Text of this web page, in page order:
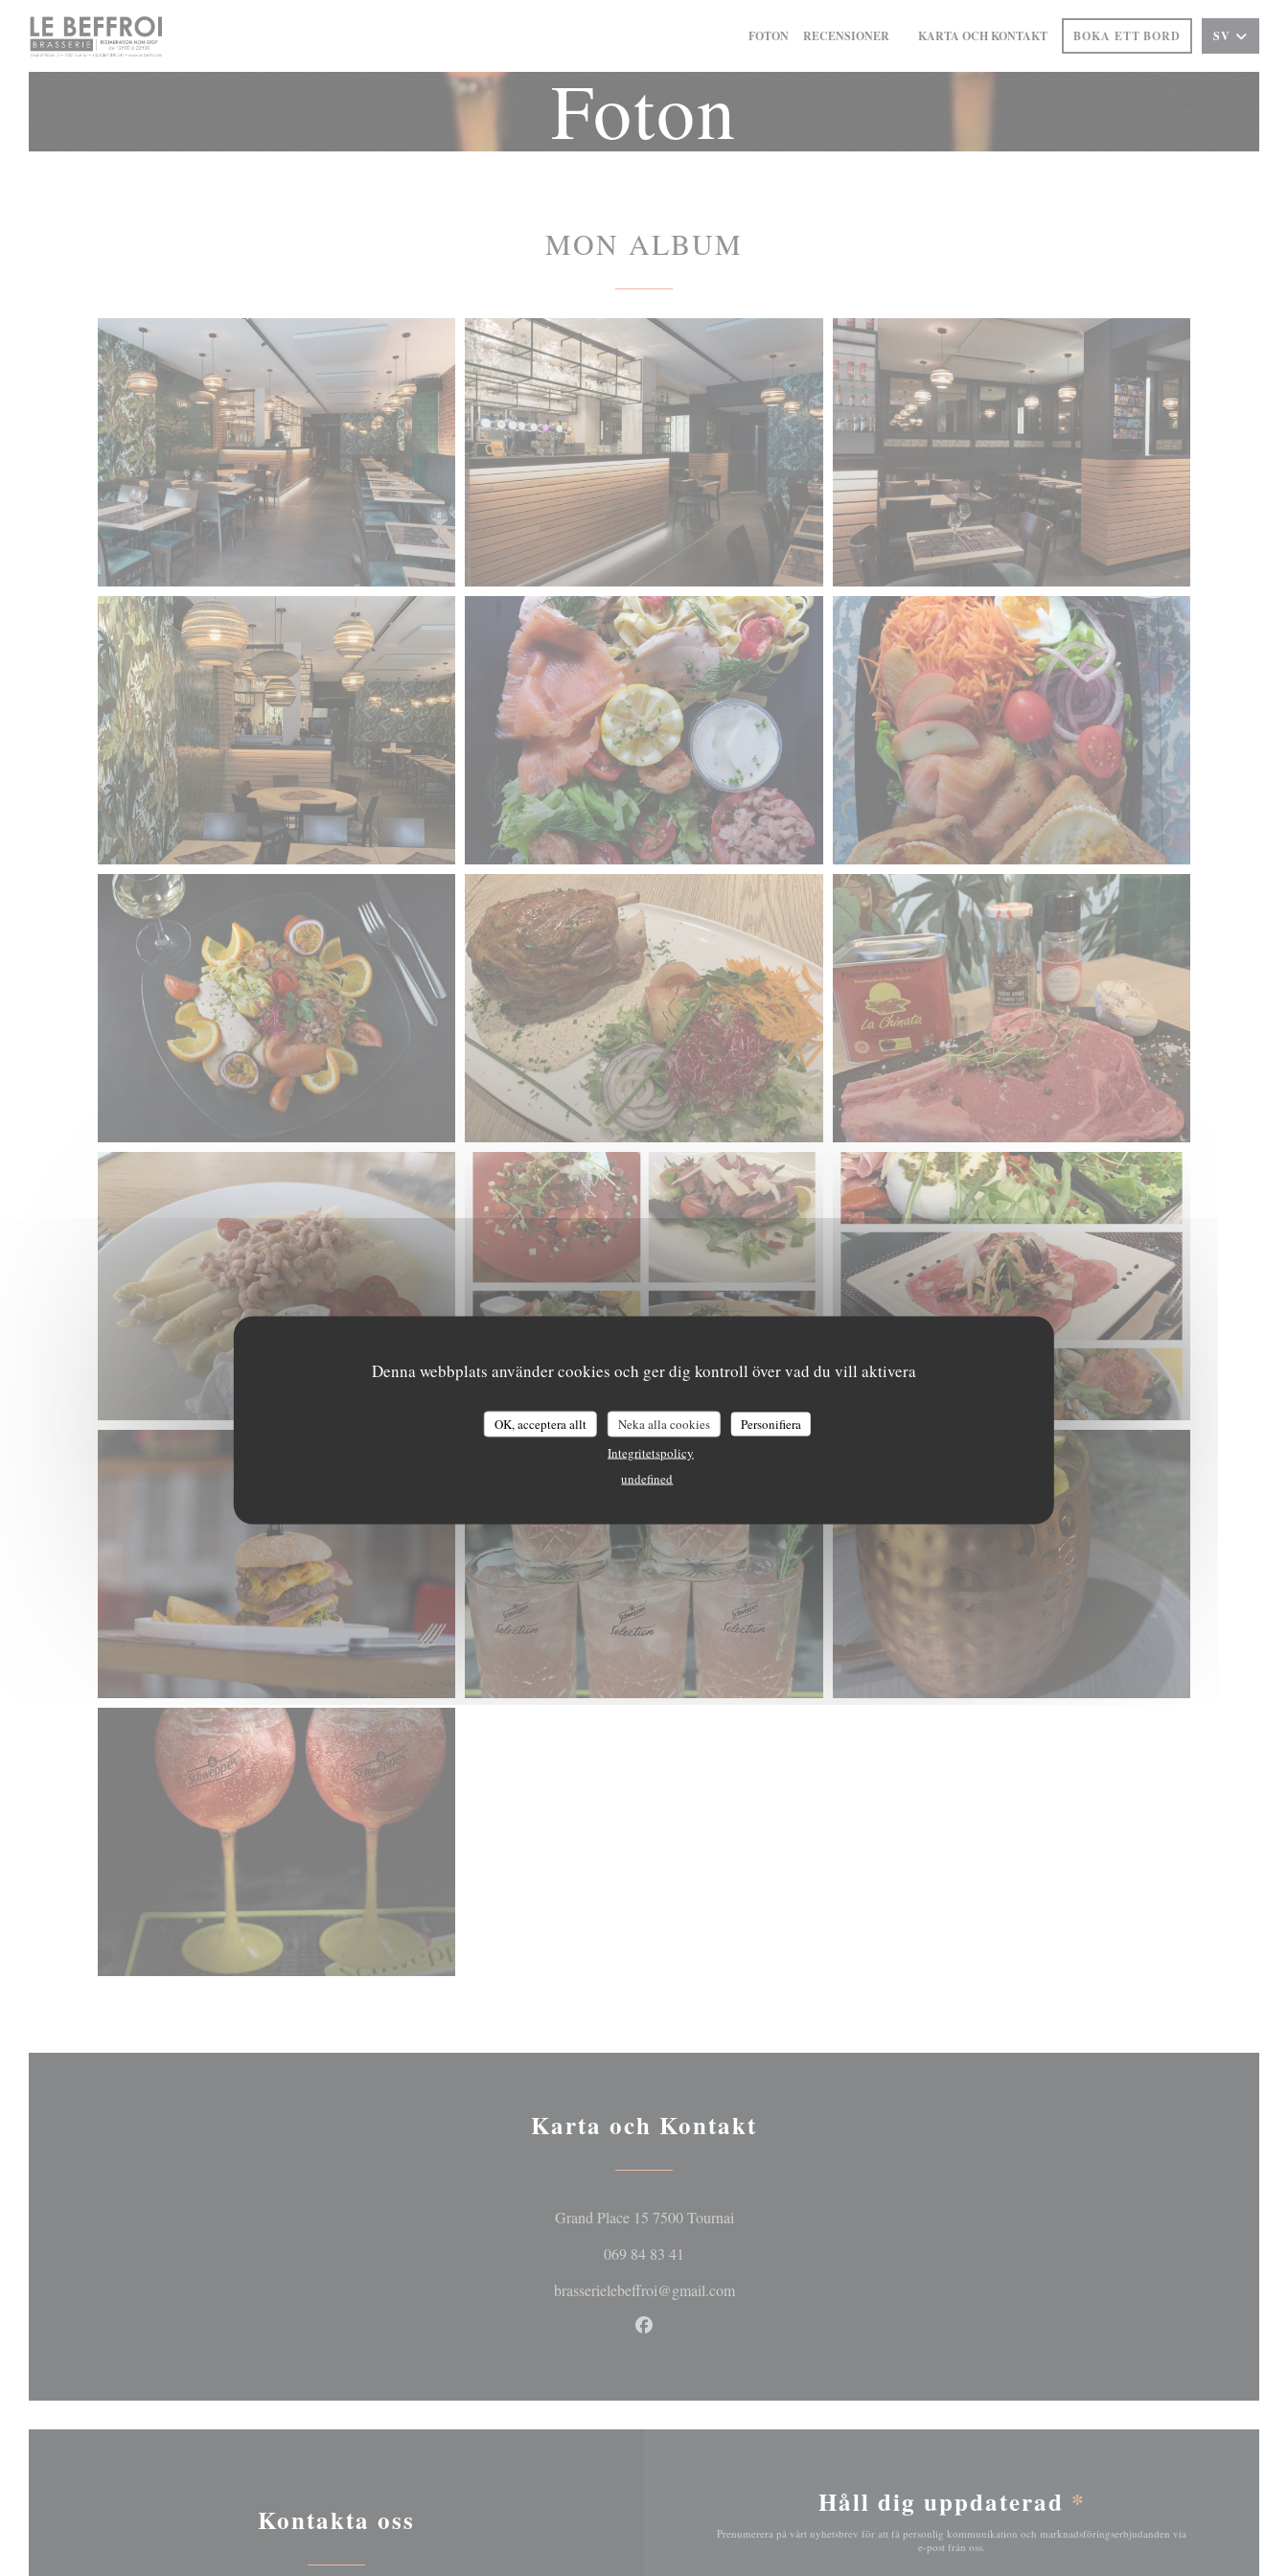
Cookie- hanteringspanel
Denna webbplats använder cookies och ger dig kontroll över vad du vill aktivera
OK, acceptera allt Neka alla cookies
Personifiera
Integritetspolicy
undefined
FOTON RECENSIONER
((ÖPPNAS I ETT NYTT FÖNSTER))
KARTA OCH KONTAKT BOKA ETT BORD SV
Foton
MON ALBUM
Karta och Kontakt
Grand Place 15 7500 Tournai((öppnas i ett nytt fönster))
069 84 83 41
brasserielebeffroi@gmail.com
Facebook ((öppnas i ett nytt fönster))
Kontakta oss
Håll dig uppdaterad *
Prenumerera på vårt nyhetsbrev för att få personlig kommunikation och marknadsföringserbjudanden via
e-post från oss.